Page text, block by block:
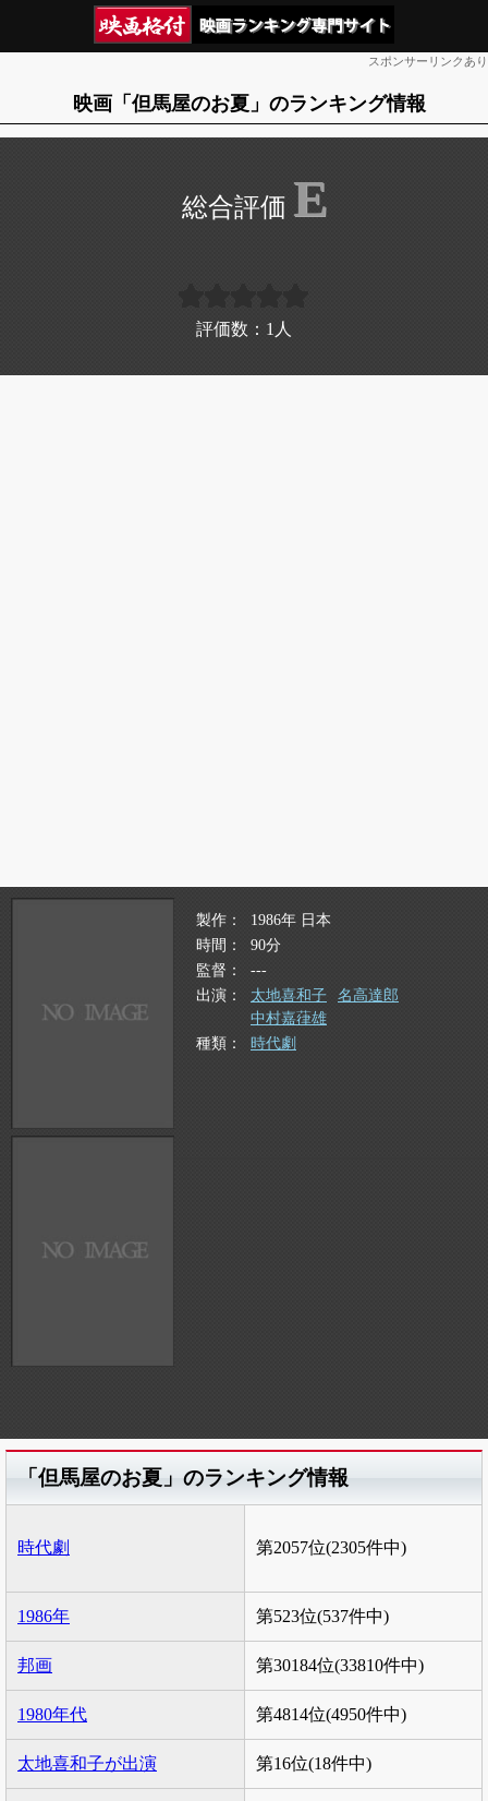
スポンサーリンクあり
映画「但馬屋のお夏」のランキング情報
E
評価数： 1 人
製作
1986年 日本
時間
90分
監督
---
出演
太地喜和子
名高達郎
中村嘉葎雄
種類
時代劇
「但馬屋のお夏」のランキング情報
時代劇 第2057位(2305件中)
1986年 第523位(537件中)
邦画 第30184位(33810件中)
1980年代 第4814位(4950件中)
太地喜和子が出演 第16位(18件中)